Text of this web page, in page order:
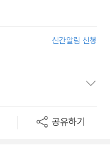
신간알림 신청
공유하기